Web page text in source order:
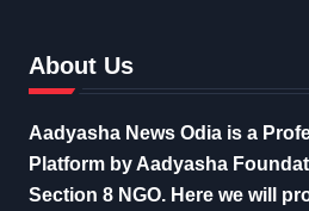
About Us
Aadyasha News Odia is a
Platform by Aadyasha
Section 8 NGO. Here we will